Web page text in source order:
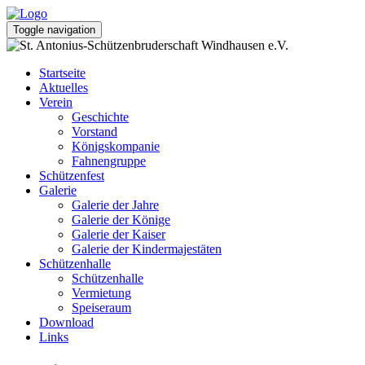
Toggle navigation
Startseite
Aktuelles
Verein
Geschichte
Vorstand
Königskompanie
Fahnengruppe
Schützenfest
Galerie
Galerie der Jahre
Galerie der Könige
Galerie der Kaiser
Galerie der Kindermajestäten
Schützenhalle
Schützenhalle
Vermietung
Speiseraum
Download
Links